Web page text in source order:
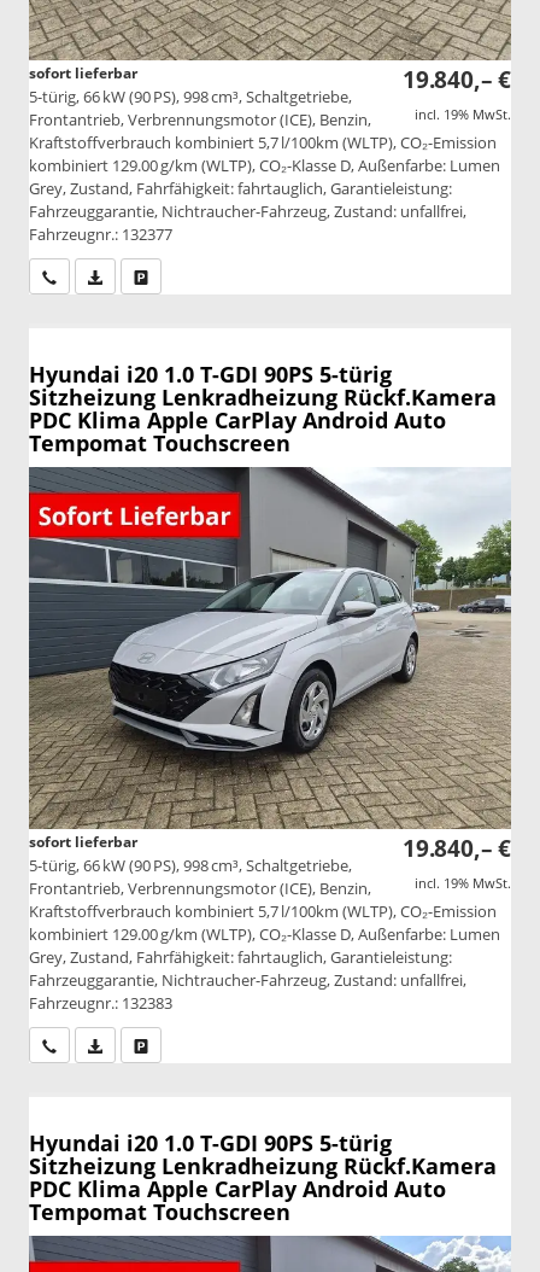
19.840,– €
incl. 19% MwSt.
sofort lieferbar
5-türig, 66 kW (90 PS), 998 cm³, Schaltgetriebe,
Frontantrieb, Verbrennungsmotor (ICE), Benzin,
Kraftstoffverbrauch kombiniert 5,7 l/100km (WLTP), CO₂-Emission
kombiniert 129.00 g/km (WLTP), CO₂-Klasse D, Außenfarbe: Lumen
Grey, Zustand, Fahrfähigkeit: fahrtauglich, Garantieleistung:
Fahrzeuggarantie, Nichtraucher-Fahrzeug, Zustand: unfallfrei,
Fahrzeugnr.: 132377
Wir rufen Sie anPDF-Datei, Fahrzeugexposé drucken
Hyundai i20 1.0 T-GDI 90PS 5-türig
Sitzheizung Lenkradheizung Rückf.Kamera
PDC Klima Apple CarPlay Android Auto
Tempomat Touchscreen
19.840,– €
incl. 19% MwSt.
sofort lieferbar
5-türig, 66 kW (90 PS), 998 cm³, Schaltgetriebe,
Frontantrieb, Verbrennungsmotor (ICE), Benzin,
Kraftstoffverbrauch kombiniert 5,7 l/100km (WLTP), CO₂-Emission
kombiniert 129.00 g/km (WLTP), CO₂-Klasse D, Außenfarbe: Lumen
Grey, Zustand, Fahrfähigkeit: fahrtauglich, Garantieleistung:
Fahrzeuggarantie, Nichtraucher-Fahrzeug, Zustand: unfallfrei,
Fahrzeugnr.: 132383
Wir rufen Sie anPDF-Datei, Fahrzeugexposé drucken
Hyundai i20 1.0 T-GDI 90PS 5-türig
Sitzheizung Lenkradheizung Rückf.Kamera
PDC Klima Apple CarPlay Android Auto
Tempomat Touchscreen